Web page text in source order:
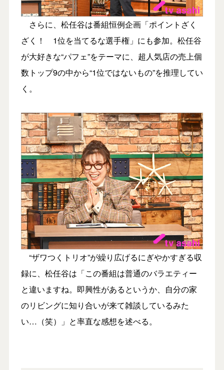
さらに、松任谷は番組恒例企画「ポイントざく
ざく！ 1位を当てるな選手権」にも参加。松任谷
が大好きな“パフェ”をテーマに、超人気店の売上個
数トップ9の中から“1位ではないもの”を推理してい
く。
“ザワつくトリオ”が繰り広げるにぎやかすぎる収
録に、松任谷は「この番組は普通のバラエティー
と違いますね。即興性があるというか、自分の家
のリビングに知り合いが来て雑談しているみた
い…（笑）」と率直な感想を述べる。